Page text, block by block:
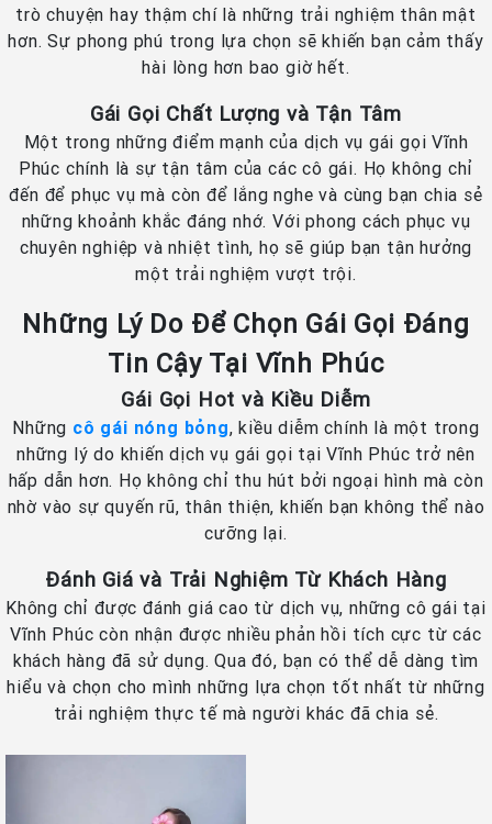
trò chuyện hay thậm chí là những trải nghiệm thân mật
hơn. Sự phong phú trong lựa chọn sẽ khiến bạn cảm thấy
hài lòng hơn bao giờ hết.
Gái Gọi Chất Lượng và Tận Tâm
Một trong những điểm mạnh của dịch vụ gái gọi Vĩnh
Phúc chính là sự tận tâm của các cô gái. Họ không chỉ
đến để phục vụ mà còn để lắng nghe và cùng bạn chia sẻ
những khoảnh khắc đáng nhớ. Với phong cách phục vụ
chuyên nghiệp và nhiệt tình, họ sẽ giúp bạn tận hưởng
một trải nghiệm vượt trội.
Những Lý Do Để Chọn Gái Gọi Đáng
Tin Cậy Tại Vĩnh Phúc
Gái Gọi Hot và Kiều Diễm
Những cô gái nóng bỏng, kiều diễm chính là một trong
những lý do khiến dịch vụ gái gọi tại Vĩnh Phúc trở nên
hấp dẫn hơn. Họ không chỉ thu hút bởi ngoại hình mà còn
nhờ vào sự quyến rũ, thân thiện, khiến bạn không thể nào
cưỡng lại.
Đánh Giá và Trải Nghiệm Từ Khách Hàng
Không chỉ được đánh giá cao từ dịch vụ, những cô gái tại
Vĩnh Phúc còn nhận được nhiều phản hồi tích cực từ các
khách hàng đã sử dụng. Qua đó, bạn có thể dễ dàng tìm
hiểu và chọn cho mình những lựa chọn tốt nhất từ những
trải nghiệm thực tế mà người khác đã chia sẻ.